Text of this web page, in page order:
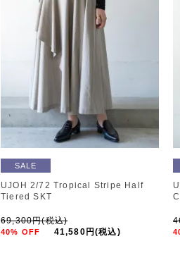
SALE
UJOH 2/72 Tropical Stripe Half
Tiered SKT
69,300円(税込)
40% OFF 41,580円(税込)